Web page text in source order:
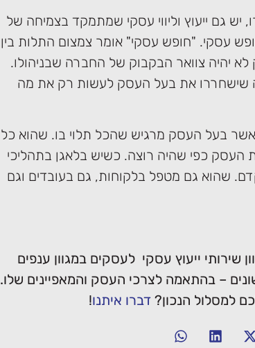
יש גם ייעוץ וליווי עסקי שמתמקד בצמיחה של
עסקי. "חופש עסקי" אומר צמצום התלות בין
יהיה צוואר הבקבוק של החברה שבניהולו.
שישחררו את בעל העסק לעשות רק את מה
בעל העסק מרגיש שהכל תלוי בו. שהוא כל
העסק כפי שהיה רוצה. כשיש בלאגן בתהליכי
שהוא גם מטפל בלקוחות, גם בעובדים וגם
שירותי ייעוץ עסקי לעסקים במגוון ענפים
– בהתאמה לצרכי העסק והמאפיינים שלו.
למסלול הנכון? דברו איתנו!